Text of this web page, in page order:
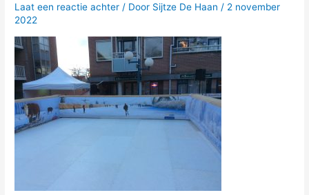
Laat een reactie achter / Door Sijtze De Haan/ 2 november
2022